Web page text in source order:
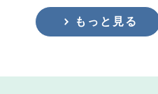
もっと見る